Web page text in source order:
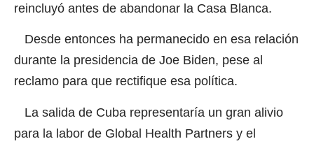
reincluyó antes de abandonar la Casa Blanca.
Desde entonces ha permanecido en esa relación
durante la presidencia de Joe Biden, pese al
reclamo para que rectifique esa política.
La salida de Cuba representaría un gran alivio
para la labor de Global Health Partners y el